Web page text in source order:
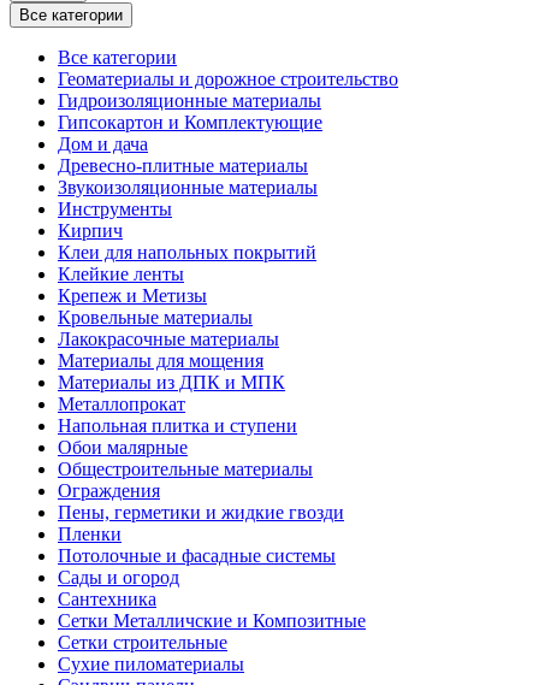
Все категории
Все категории
Геоматериалы и дорожное строительство
Гидроизоляционные материалы
Гипсокартон и Комплектующие
Дом и дача
Древесно-плитные материалы
Звукоизоляционные материалы
Инструменты
Кирпич
Клеи для напольных покрытий
Клейкие ленты
Крепеж и Метизы
Кровельные материалы
Лакокрасочные материалы
Материалы для мощения
Материалы из ДПК и МПК
Металлопрокат
Напольная плитка и ступени
Обои малярные
Общестроительные материалы
Ограждения
Пены, герметики и жидкие гвозди
Пленки
Потолочные и фасадные системы
Сады и огород
Сантехника
Сетки Металличские и Композитные
Сетки строительные
Сухие пиломатериалы